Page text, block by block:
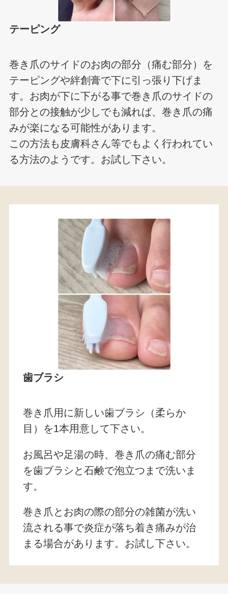
テーピング
巻き爪のサイドのお肉の部分（痛む部分）を
テーピングや絆創膏で下に引っ張り下げま
す。お肉が下に下がる事で巻き爪のサイドの
部分との接触が少しでも減れば、巻き爪の痛
みが楽になる可能性があります。
この方法も皮膚科さん等でもよく行われてい
る方法のようです。お試し下さい。
歯ブラシ
巻き爪用に新しい歯ブラシ（柔らか
目）を1本用意して下さい。
お風呂や足湯の時、巻き爪の痛む部分
を歯ブラシと石鹸で泡立つまで洗いま
す。
巻き爪とお肉の際の部分の雑菌が洗い
流される事で炎症が落ち着き痛みが治
まる場合があります。お試し下さい。